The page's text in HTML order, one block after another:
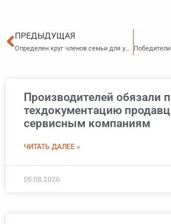
Пред
ПРЕДЫДУЩАЯ
Определен круг членов семьи для установления льгот медикам и педагогам
Производителей обязали
техдокументацию
сервисным компаниям
ЧИТАТЬ ДАЛЕЕ »
05.08.2026